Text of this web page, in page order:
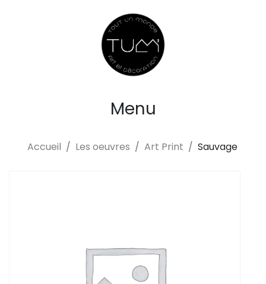
Menu
Accueil Les oeuvres Art Print Sauvage